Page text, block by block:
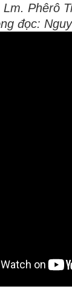
Lm. Phêrô
đọc: